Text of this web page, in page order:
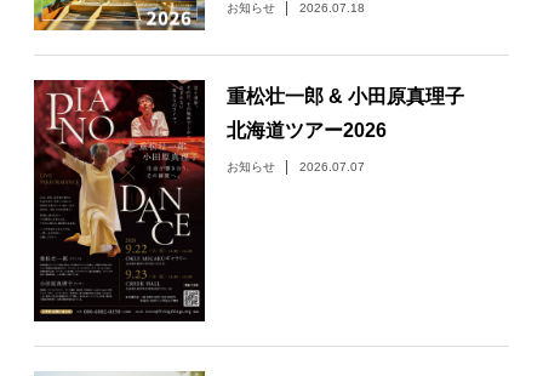
ギャラリー
日々のレポート
Specials
プロフィール
演奏依頼
お問い合わせ
お知らせ 2026.07.18
重松壮一郎 & 小田原真理子
北海道ツアー2026
お知らせ 2026.07.07